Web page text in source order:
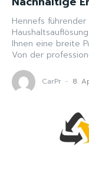
Hennefs
Ihnen eine breite
Von der
CarPr - 8.